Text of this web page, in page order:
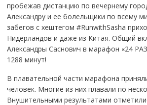
пробежав дистанцию по вечернему
Александру и ее болельщики по всему
забегов с хештегом #RunwithSasha
Нидерландов и даже из Китая. Общий
Александры Саснович в марафон «24
1288 минут!
В плавательной части марафона
человек. Многие из них плавали по
Внушительными результатами